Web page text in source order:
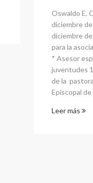
Oswaldo E.
diciembre
diciembre
para la
* Asesor
juventudes
de la
Episcopal
Leer más